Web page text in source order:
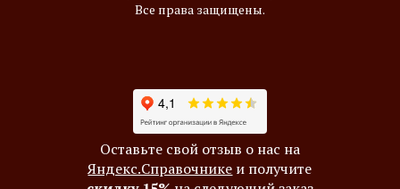
Все права защищены.
Оставьте свой отзыв о нас на
Яндекс.Справочнике и получите